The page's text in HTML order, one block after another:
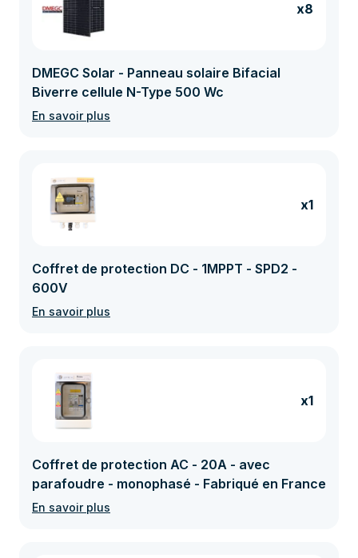
x8
DMEGC Solar - Panneau solaire Bifacial
Biverre cellule N-Type 500 Wc
En savoir plus
x1
Coffret de protection DC - 1MPPT - SPD2 -
600V
En savoir plus
x1
Coffret de protection AC - 20A - avec
parafoudre - monophasé - Fabriqué en France
En savoir plus